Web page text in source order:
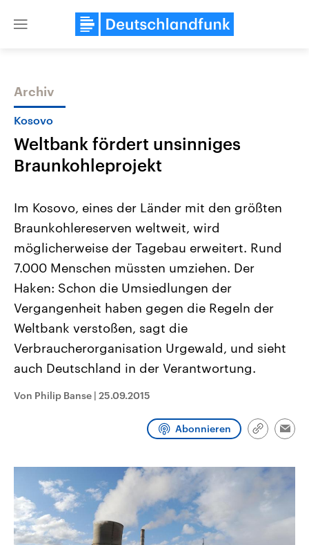
Close
Themen
Landtagswahl Sachsen-Anhalt
2026
Alle Informationen
Sachsen-Anhalt wählt am 6.
September 2026 einen neuen
Landtag. Seit 2021 wird das
Bundesland von einer Koalition aus
CDU, SPD und FDP regiert.-
Umfragen, Prognosen,
Wahlprogramme, aktuelle Berichte
und Hintergründe zu den Parteien
und Kandidaten der anstehenden
Wahl.
Aktuelle Beiträge,
Hintergründe
Wirtschaftlich und
gehören die Vereinigten
den mächtigsten Ländern
mit großem Einfluss auf
aktuelle Weltgeschehen.
Sendungen Programm Podcasts
Archiv
Kosovo
Weltbank fördert unsinniges
Braunkohleprojekt
Im Kosovo, eines der Länder mit den größten
Braunkohlereserven weltweit, wird
möglicherweise der Tagebau erweitert. Rund
7.000 Menschen müssten umziehen. Der
Haken: Schon die Umsiedlungen der
Vergangenheit haben gegen die Regeln der
Weltbank verstoßen, sagt die
Verbraucherorganisation Urgewald, und sieht
auch Deutschland in der Verantwortung.
Von Philip Banse | 25.09.2015
Abonnieren
Link